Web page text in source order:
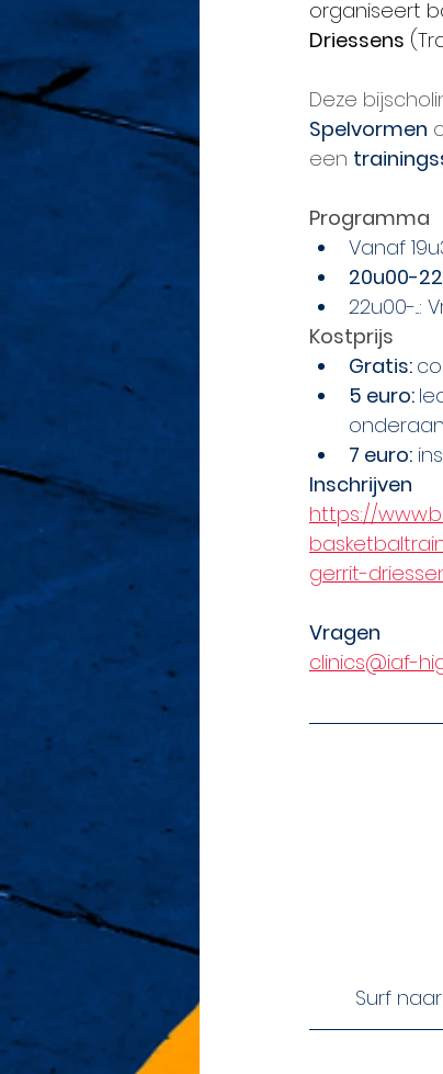
organiseert
Driessens
Deze
Spelvormen
een
Programma
Vanaf
20u00-
22u00-...:
Kostprijs
Gratis:
5 euro:
7 euro:
Inschrijven
https://
gerrit-
Vragen
clinics@iaf-
Surf naar